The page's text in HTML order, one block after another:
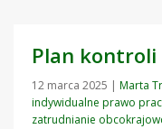
Plan kontroli
12 marca 2025 | Marta
indywidualne prawo
zatrudnianie